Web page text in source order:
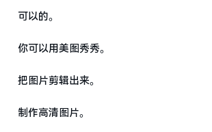
可以的。
你可以用美图秀秀。
把图片剪辑出来。
制作高清图片。